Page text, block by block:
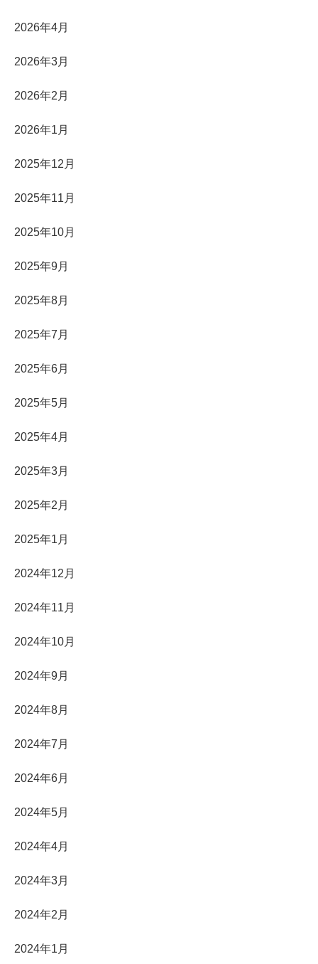
2026年4月
2026年3月
2026年2月
2026年1月
2025年12月
2025年11月
2025年10月
2025年9月
2025年8月
2025年7月
2025年6月
2025年5月
2025年4月
2025年3月
2025年2月
2025年1月
2024年12月
2024年11月
2024年10月
2024年9月
2024年8月
2024年7月
2024年6月
2024年5月
2024年4月
2024年3月
2024年2月
2024年1月